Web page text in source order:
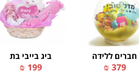
חברים ללידה
379 ₪
ביג בייבי בת
199 ₪